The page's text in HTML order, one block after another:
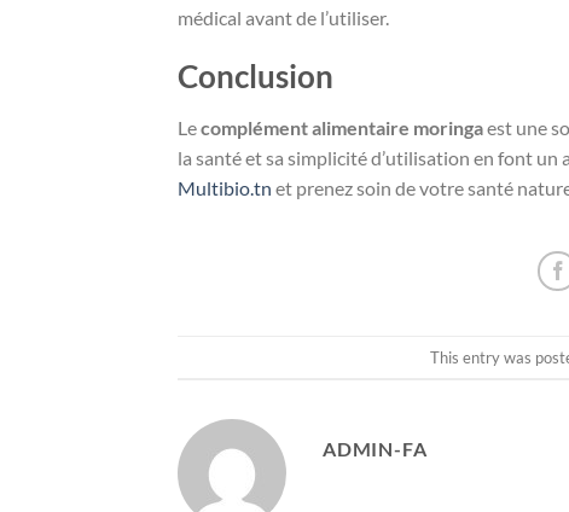
médical avant de l’utiliser.
Conclusion
Lecomplément alimentaire moringaest une
la santé et sa simplicité d’utilisation en font
Multibio.tn et prenez soin de votre santé
This entry was
ADMIN-FA